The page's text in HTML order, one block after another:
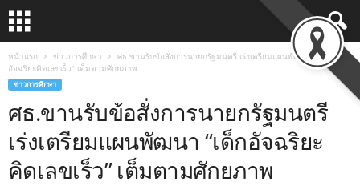
หน้าแรก ข่าวการศึกษา
ศธ.ขานรับข้อสั่งการนายกรัฐมนตรี เร่งเตรียมแผนพัฒนา “เด็ก
อัจฉริยะคิดเลขเร็ว” เต็มตามศักยภาพ
ข่าวการศึกษา
ศธ.ขานรับข้อสั่งการนายกรัฐมนตรี
เร่งเตรียมแผนพัฒนา “เด็กอัจฉริยะ
คิดเลขเร็ว” เต็มตามศักยภาพ